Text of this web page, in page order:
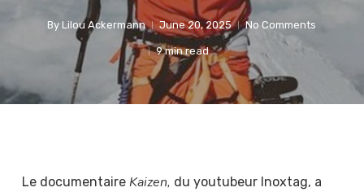
By Lilou Ackermann June 20, 2025 No Comments
9 min read
Le documentaire Kaizen, du youtubeur Inoxtag, a